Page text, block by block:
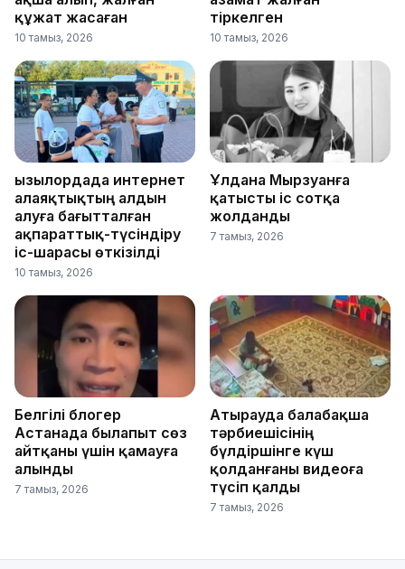
құжат жасаған
10 тамыз, 2026
тіркелген
10 тамыз, 2026
Қызылордада интернет
алаяқтықтың алдын
алуға бағытталған
ақпараттық-түсіндіру
іс-шарасы өткізілді
10 тамыз, 2026
Ұлдана Мырзуанға
қатысты іс сотқа
жолданды
7 тамыз, 2026
Белгілі блогер
Астанада былапыт сөз
айтқаны үшін қамауға
алынды
7 тамыз, 2026
Атырауда балабақша
тәрбиешісінің
бүлдіршінге күш
қолданғаны видеоға
түсіп қалды
7 тамыз, 2026